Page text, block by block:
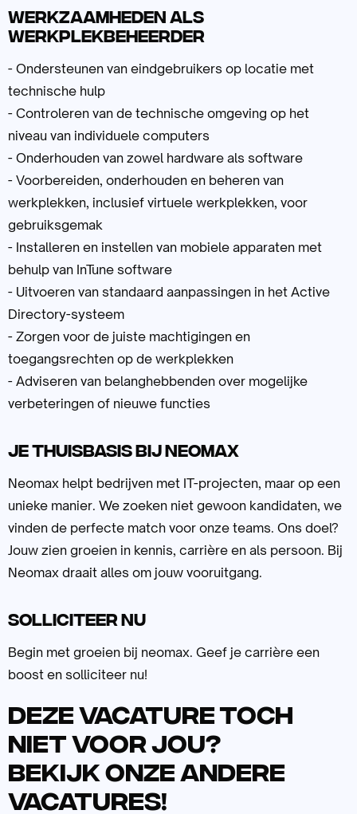
Werkzaamheden als
Werkplekbeheerder
- Ondersteunen van eindgebruikers op locatie met
technische hulp
- Controleren van de technische omgeving op het
niveau van individuele computers
- Onderhouden van zowel hardware als software
- Voorbereiden, onderhouden en beheren van
werkplekken, inclusief virtuele werkplekken, voor
gebruiksgemak
- Installeren en instellen van mobiele apparaten met
behulp van InTune software
- Uitvoeren van standaard aanpassingen in het Active
Directory-systeem
- Zorgen voor de juiste machtigingen en
toegangsrechten op de werkplekken
- Adviseren van belanghebbenden over mogelijke
verbeteringen of nieuwe functies
Je thuisbasis bij neomax
Neomax helpt bedrijven met IT-projecten, maar op een
unieke manier. We zoeken niet gewoon kandidaten, we
vinden de perfecte match voor onze teams. Ons doel?
Jouw zien groeien in kennis, carrière en als persoon. Bij
Neomax draait alles om jouw vooruitgang.
Solliciteer nu
Begin met groeien bij neomax. Geef je carrière een
boost en solliciteer nu!
Deze vacature toch
niet voor jou?
Bekijk onze andere
vacatures!